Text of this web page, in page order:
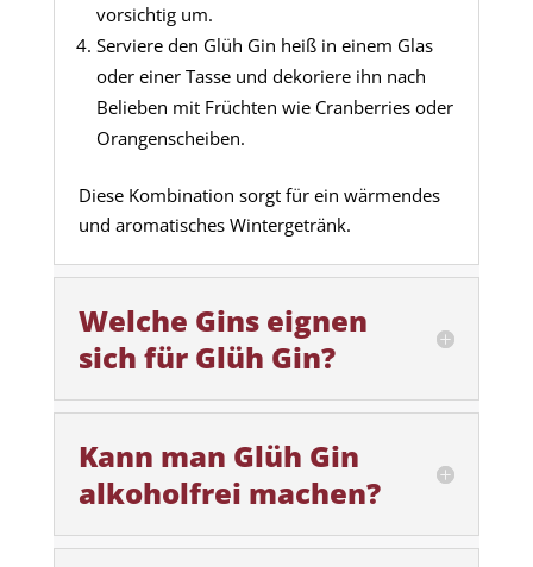
vorsichtig um.
Serviere den Glüh Gin heiß in einem Glas
oder einer Tasse und dekoriere ihn nach
Belieben mit Früchten wie Cranberries oder
Orangenscheiben.
Diese Kombination sorgt für ein wärmendes
und aromatisches Wintergetränk.
Welche Gins eignen
sich für Glüh Gin?
Kann man Glüh Gin
alkoholfrei machen?